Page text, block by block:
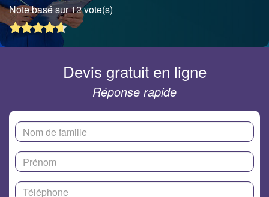
Note basé sur 12 vote(s)
Devis gratuit en ligne
Réponse rapide